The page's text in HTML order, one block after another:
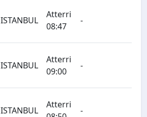
ISTANBUL
Atterri
08:47
-
ISTANBUL
Atterri
09:00
-
ISTANBUL
Atterri
-